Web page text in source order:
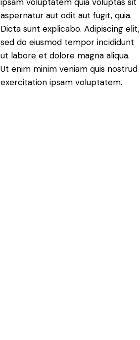
aspernatur aut odit aut fugit, quia.
Dicta sunt explicabo. Adipiscing elit,
sed do eiusmod tempor incididunt
ut labore et dolore magna aliqua.
Ut enim minim veniam quis nostrud
exercitation ipsam voluptatem.